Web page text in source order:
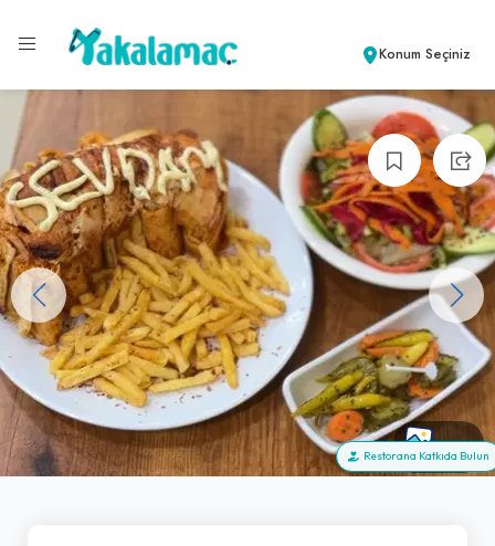
Konum Seçiniz
+84
Restorana Katkıda Bulun